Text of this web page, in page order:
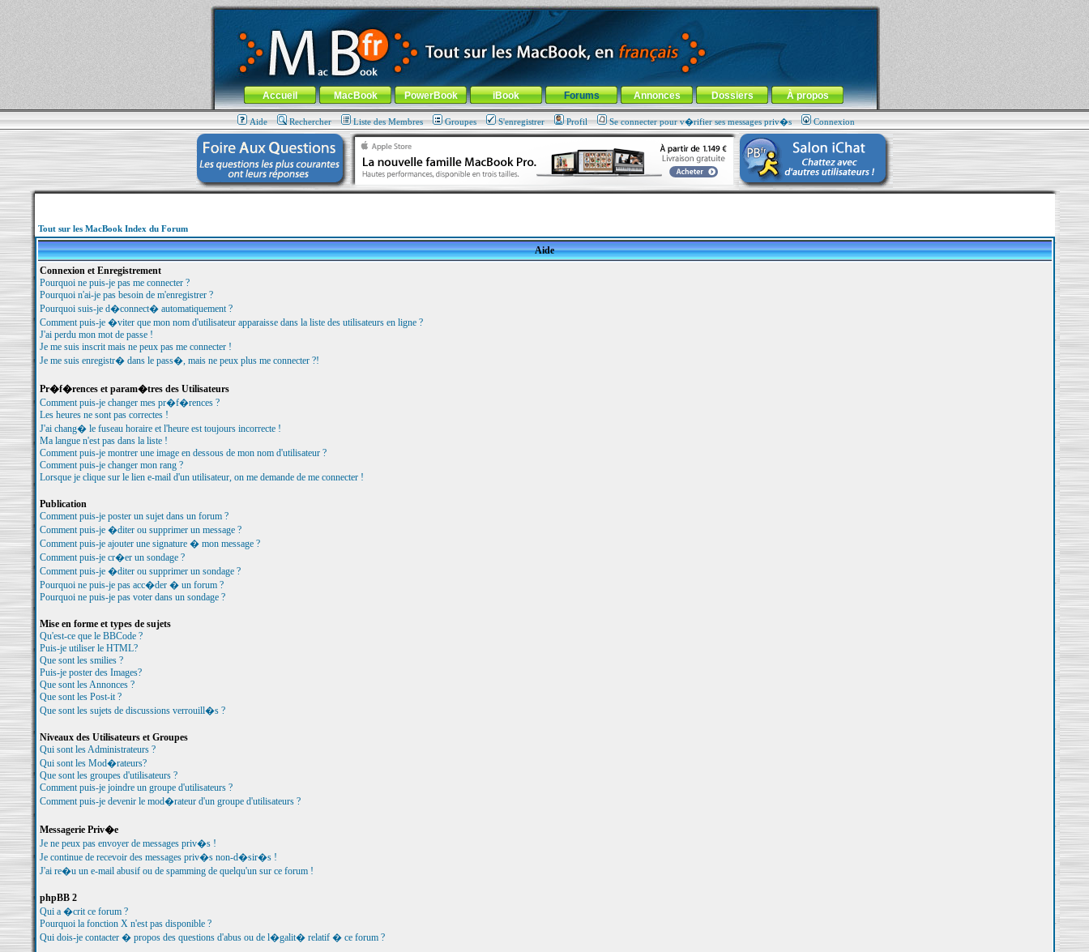
MacBook-fr.com : 100% Apple... 100% nomade !
Aller au contenu-Aller au menu général-Aller au menu de la rubrique
Menu général
Accueil MacBook PowerBook iBook Forums Annonces Dossiers À propos
Aide Rechercher Liste des Membres Groupes S'enregistrer Profil Se connecter pour v�rifier ses messages priv�s Connexion
Tout sur les MacBook Index du Forum
Aide
Connexion et Enregistrement
Pourquoi ne puis-je pas me connecter ?
Pourquoi n'ai-je pas besoin de m'enregistrer ?
Pourquoi suis-je d�connect� automatiquement ?
Comment puis-je �viter que mon nom d'utilisateur apparaisse dans la liste des utilisateurs en ligne ?
J'ai perdu mon mot de passe !
Je me suis inscrit mais ne peux pas me connecter !
Je me suis enregistr� dans le pass�, mais ne peux plus me connecter ?!
Pr�f�rences et param�tres des Utilisateurs
Comment puis-je changer mes pr�f�rences ?
Les heures ne sont pas correctes !
J'ai chang� le fuseau horaire et l'heure est toujours incorrecte !
Ma langue n'est pas dans la liste !
Comment puis-je montrer une image en dessous de mon nom d'utilisateur ?
Comment puis-je changer mon rang ?
Lorsque je clique sur le lien e-mail d'un utilisateur, on me demande de me connecter !
Publication
Comment puis-je poster un sujet dans un forum ?
Comment puis-je �diter ou supprimer un message ?
Comment puis-je ajouter une signature � mon message ?
Comment puis-je cr�er un sondage ?
Comment puis-je �diter ou supprimer un sondage ?
Pourquoi ne puis-je pas acc�der � un forum ?
Pourquoi ne puis-je pas voter dans un sondage ?
Mise en forme et types de sujets
Qu'est-ce que le BBCode ?
Puis-je utiliser le HTML?
Que sont les smilies ?
Puis-je poster des Images?
Que sont les Annonces ?
Que sont les Post-it ?
Que sont les sujets de discussions verrouill�s ?
Niveaux des Utilisateurs et Groupes
Qui sont les Administrateurs ?
Qui sont les Mod�rateurs?
Que sont les groupes d'utilisateurs ?
Comment puis-je joindre un groupe d'utilisateurs ?
Comment puis-je devenir le mod�rateur d'un groupe d'utilisateurs ?
Messagerie Priv�e
Je ne peux pas envoyer de messages priv�s !
Je continue de recevoir des messages priv�s non-d�sir�s !
J'ai re�u un e-mail abusif ou de spamming de quelqu'un sur ce forum !
phpBB 2
Qui a �crit ce forum ?
Pourquoi la fonction X n'est pas disponible ?
Qui dois-je contacter � propos des questions d'abus ou de l�galit� relatif � ce forum ?